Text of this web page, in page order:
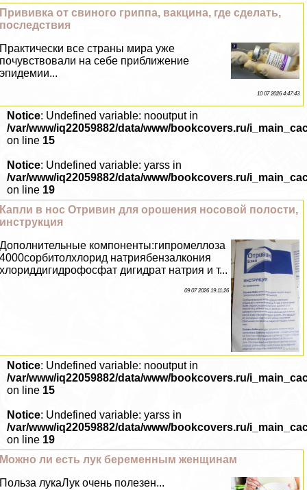
Прививка от свиного гриппа, вакцина, где сделать,
последствия
Пpaктически все страны мира уже
почувствовали на себе приближение
эпидемии...
10 07 2026 4:47:43
Notice: Undefined variable: nooutput in
/var/www/iq22059882/data/www/bookcovers.ru/
on line 15
Notice: Undefined variable: yarss in
/var/www/iq22059882/data/www/bookcovers.ru/
on line 19
Капли в нос Отривин для орошения носовой полости,
инструкция
Дополнительные компоненты:гипромеллоза
4000сорбитолхлорид натриябензалкония
хлориддигидрофосфат дигидрат натрия и т...
09 07 2026 19:11:26
Notice: Undefined variable: nooutput in
/var/www/iq22059882/data/www/bookcovers.ru/
on line 15
Notice: Undefined variable: yarss in
/var/www/iq22059882/data/www/bookcovers.ru/
on line 19
Можно ли есть лук беременным женщинам
Польза лукаЛук очень полезен...